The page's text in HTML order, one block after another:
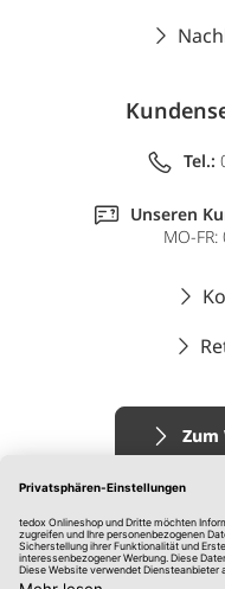
Tel.:
Unseren
MO-